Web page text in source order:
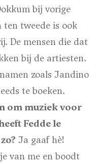
bij vorige
ten tweede is ook
De mensen die dat
bij de artiesten.
zoals Jandino
te boeken.
om muziek voor
Fedde le
Ja gaaf hè!
van me en boodt